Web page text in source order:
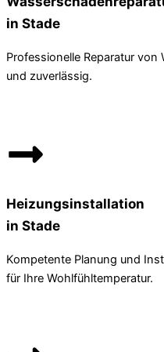
in Stade
Professionelle Reparatur
und zuverlässig.
Heizungsinstallation
in Stade
Kompetente Planung und
für Ihre Wohlfühltemperatur.